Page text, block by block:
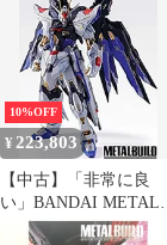
10%OFF
¥ 223,803
【中古】「非常に良
い」BANDAI METAL
BUILD ストライクフリ